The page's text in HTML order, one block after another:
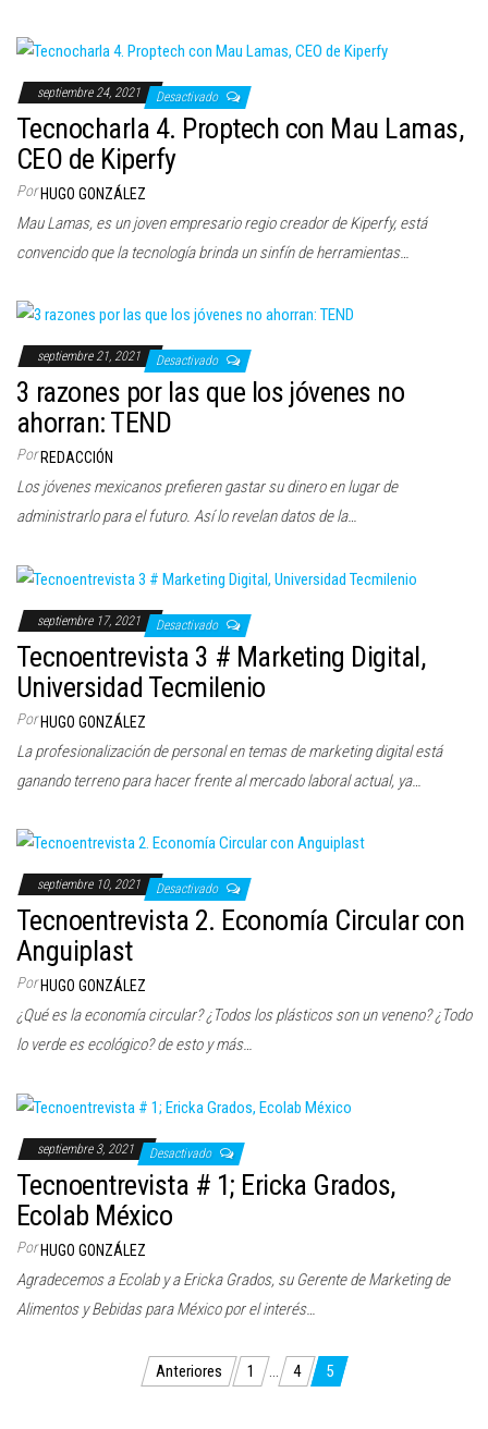
septiembre 24, 2021 Desactivado
Tecnocharla 4. Proptech con Mau Lamas,
CEO de Kiperfy
Por HUGO GONZÁLEZ
Mau Lamas, es un joven empresario regio creador de Kiperfy, está
convencido que la tecnología brinda un sinfín de herramientas…
septiembre 21, 2021 Desactivado
3 razones por las que los jóvenes no
ahorran: TEND
Por REDACCIÓN
Los jóvenes mexicanos prefieren gastar su dinero en lugar de
administrarlo para el futuro. Así lo revelan datos de la…
septiembre 17, 2021 Desactivado
Tecnoentrevista 3 # Marketing Digital,
Universidad Tecmilenio
Por HUGO GONZÁLEZ
La profesionalización de personal en temas de marketing digital está
ganando terreno para hacer frente al mercado laboral actual, ya…
septiembre 10, 2021 Desactivado
Tecnoentrevista 2. Economía Circular con
Anguiplast
Por HUGO GONZÁLEZ
¿Qué es la economía circular? ¿Todos los plásticos son un veneno? ¿Todo
lo verde es ecológico? de esto y más…
septiembre 3, 2021 Desactivado
Tecnoentrevista # 1; Ericka Grados,
Ecolab México
Por HUGO GONZÁLEZ
Agradecemos a Ecolab y a Ericka Grados, su Gerente de Marketing de
Alimentos y Bebidas para México por el interés…
PaginaciónAnteriores 1 … 4 5